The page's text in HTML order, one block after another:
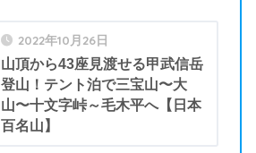
2022年10月26日
山頂から43座見渡せる甲武信岳
登山！テント泊で三宝山〜大
山〜十文字峠～毛木平へ【日本
百名山】